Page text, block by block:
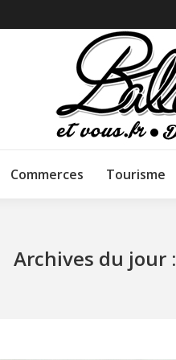
Commerces Tourisme
Archives du jour :